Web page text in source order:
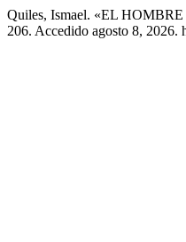
Quiles, Ismael. «EL
206. Accedido agosto 8, 2026.